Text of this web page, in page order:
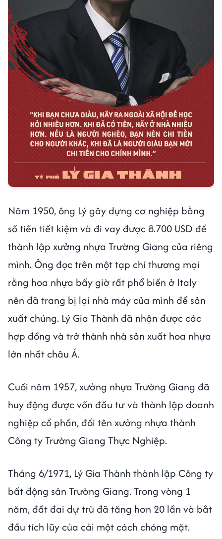
Năm 1950, ông Lý gây dựng cơ nghiệp bằng
số tiền tiết kiệm và đi vay được 8.700 USD để
thành lập xưởng nhựa Trường Giang của riêng
mình. Ông đọc trên một tạp chí thương mại
rằng hoa nhựa bấy giờ rất phổ biến ở Italy
nên đã trang bị lại nhà máy của mình để sản
xuất chúng. Lý Gia Thành đã nhận được các
hợp đồng và trở thành nhà sản xuất hoa nhựa
lớn nhất châu Á.
Cuối năm 1957, xưởng nhựa Trường Giang đã
huy động được vốn đầu tư và thành lập doanh
nghiệp cổ phần, đổi tên xưởng nhựa thành
Công ty Trường Giang Thực Nghiệp.
Tháng 6/1971, Lý Gia Thành thành lập Công ty
bất động sản Trường Giang. Trong vòng 1
năm, đất đai dự trù đã tăng hơn 20 lần và bắt
đầu tích lũy của cải một cách chóng mặt.